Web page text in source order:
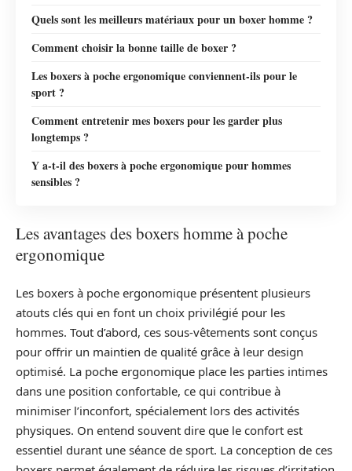
Quels sont les meilleurs matériaux pour un boxer homme ?
Comment choisir la bonne taille de boxer ?
Les boxers à poche ergonomique conviennent-ils pour le
sport ?
Comment entretenir mes boxers pour les garder plus
longtemps ?
Y a-t-il des boxers à poche ergonomique pour hommes
sensibles ?
Les avantages des boxers homme à poche
ergonomique
Les boxers à poche ergonomique présentent plusieurs
atouts clés qui en font un choix privilégié pour les
hommes. Tout d’abord, ces sous-vêtements sont conçus
pour offrir un maintien de qualité grâce à leur design
optimisé. La poche ergonomique place les parties intimes
dans une position confortable, ce qui contribue à
minimiser l’inconfort, spécialement lors des activités
physiques. On entend souvent dire que le confort est
essentiel durant une séance de sport. La conception de ces